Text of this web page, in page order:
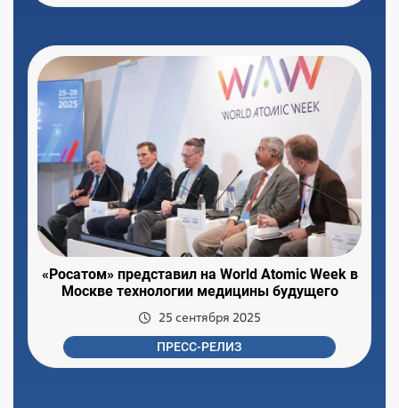
«Росатом» представил на World Atomic Week в
Москве технологии медицины будущего
25 сентября 2025
ПРЕСС-РЕЛИЗ